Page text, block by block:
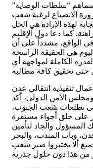
“سلطات الوصاية”
الانصياع لرغبة شعب
لهذه الإرادة هي الحل
كما دعا دول الإقليم
في الواقع، مشدداً على أن
هي الحقيقة الراسخة
الكاملة لمواجهة أي
تنفيذية انتقالي عدن
الأمن الدولي، أكد
تطلعات شعب الجنوب،
على خلق أجواء مستقرة
المسؤول والجاد لتأمين
وباب المندب، والبحر
ألا يختبروا صبر شعب